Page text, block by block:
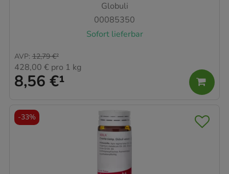
Globuli
00085350
Sofort lieferbar
8,56 €¹
AVP: 12,79 €²
428,00 € pro 1 kg
-33%